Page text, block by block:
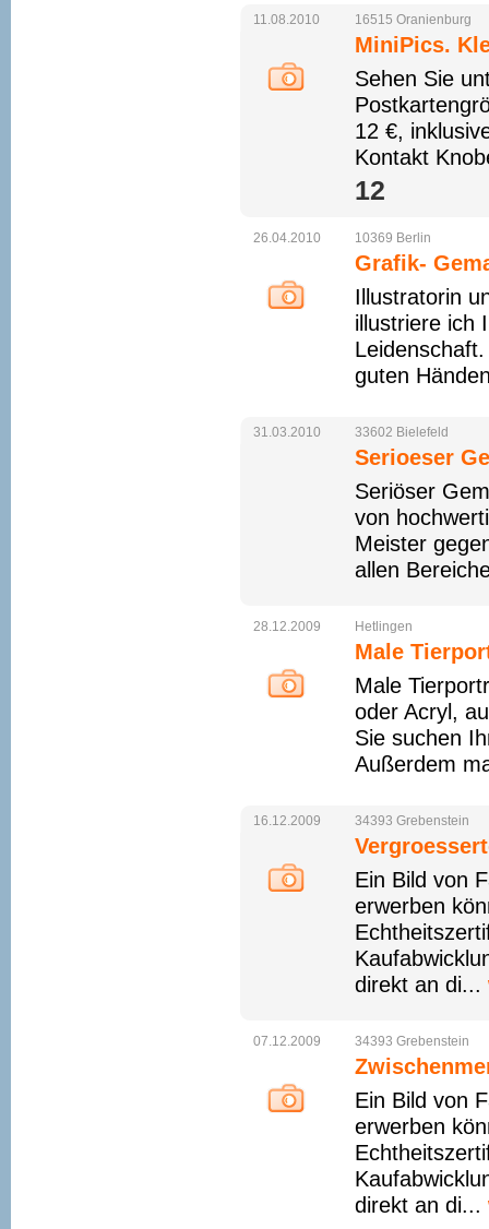
11.08.2010 16515 Oranienburg
MiniPics.
Sehen Sie
12 €,
Kontakt
12 
26.04.2010 10369 Berlin
Grafik-
Illustratorin
illustriere ich
guten
31.03.2010 33602 Bielefeld
Serioeser
Seriöser
von
Meister
allen
28.12.2009 Hetlingen
Male
Male
oder Acryl,
Sie suchen
Außerdem
16.12.2009 34393 Grebenstein
Ein Bild von
erwerben
direkt an di...
07.12.2009 34393 Grebenstein
Ein Bild von
erwerben
direkt an di...